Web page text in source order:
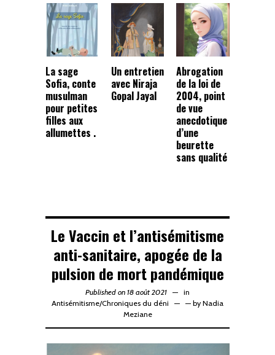
La sage
Sofia, conte
musulman
pour petites
filles aux
allumettes .
Un entretien
avec Niraja
Gopal Jayal
Abrogation
de la loi de
2004, point
de vue
anecdotique
d’une
beurette
sans qualité
Le Vaccin et l’antisémitisme
anti-sanitaire, apogée de la
pulsion de mort pandémique
Published on 18 août 2021
in
Antisémitisme/Chroniques du déni — by Nadia
Meziane